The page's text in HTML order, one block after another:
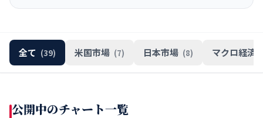
全て (39) 米国市場 (7) 日本市場 (8) マクロ経済
公開中のチャート一覧